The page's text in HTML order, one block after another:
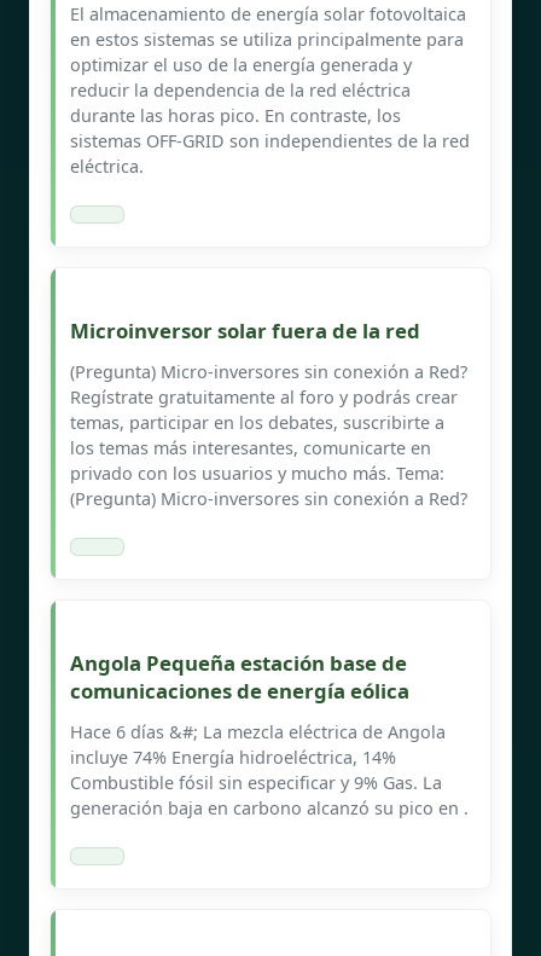
El almacenamiento de energía solar fotovoltaica
en estos sistemas se utiliza principalmente para
optimizar el uso de la energía generada y
reducir la dependencia de la red eléctrica
durante las horas pico. En contraste, los
sistemas OFF-GRID son independientes de la red
eléctrica.
Microinversor solar fuera de la red
(Pregunta) Micro-inversores sin conexión a Red?
Regístrate gratuitamente al foro y podrás crear
temas, participar en los debates, suscribirte a
los temas más interesantes, comunicarte en
privado con los usuarios y mucho más. Tema:
(Pregunta) Micro-inversores sin conexión a Red?
Angola Pequeña estación base de
comunicaciones de energía eólica
Hace 6 días &#; La mezcla eléctrica de Angola
incluye 74% Energía hidroeléctrica, 14%
Combustible fósil sin especificar y 9% Gas. La
generación baja en carbono alcanzó su pico en .